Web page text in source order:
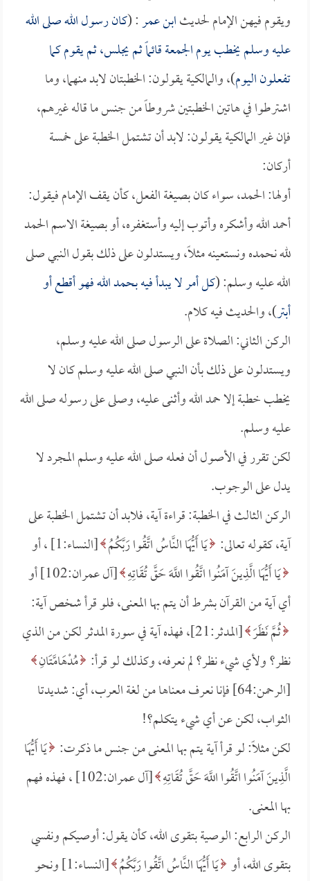
ويقوم فيهن الإمام لحديثابن عمر: (كان رسول الله صلى الله
عليه وسلم يخطب يوم الجمعة قائماً ثم يجلس، ثم يقوم كما
تفعلون اليوم)، والمالكية يقولون: الخطبتان لابد منهما، وما
اشترطوا في هاتين الخطبتين شروطاً من جنس ما قاله غيرهم،
فإن غير المالكية يقولون: لابد أن تشتمل الخطبة على خمسة
أركان:
أولها: الحمد، سواء كان بصيغة الفعل، كأن يقف الإمام فيقول:
أحمد الله وأشكره وأتوب إليه وأستغفره، أو بصيغة الاسم الحمد
لله نحمده ونستعينه مثلاً، ويستدلون على ذلك بقول النبي صلى
الله عليه وسلم: (كل أمر لا يبدأ فيه بحمد الله فهو أقطع أو
أبتر)، والحديث فيه كلام.
الركن الثاني: الصلاة على الرسول صلى الله عليه وسلم،
ويستدلون على ذلك بأن النبي صلى الله عليه وسلم كان لا
يخطب خطبة إلا حمد الله وأثنى عليه، وصلى على رسوله صلى الله
عليه وسلم.
لكن تقرر في الأصول أن فعله صلى الله عليه وسلم المجرد لا
يدل على الوجوب.
الركن الثالث في الخطبة: قراءة آية، فلابد أن تشتمل الخطبة على
آية، كقوله تعالى: يَا أَيُّهَا النَّاسُ اتَّقُوا رَبَّكُمُ [النساء:1] ، أو
يَا أَيُّهَا الَّذِينَ آمَنُوا اتَّقُوا اللَّهَ حَقَّ تُقَاتِهِ
[آل عمران:102] أو
أي آية من القرآن بشرط أن يتم بها المعنى، فلو قرأ شخص آية:
ثُمَّ نَظَرَ
[المدثر:21]، فهذه آية في سورة المدثر لكن من الذي
نظر؟ ولأي شيء نظر؟ لم نعرفه، وكذلك لو قرأ: مُدْهَامَّتَانِ
[الرحمن:64] فإنا نعرف معناها من لغة العرب، أي: شديدتا
الثواب، لكن عن أي شيء يتكلم؟!
لكن مثلاً: لو قرأ آية يتم بها المعنى من جنس ما ذكرت: يَا أَيُّهَا
الَّذِينَ آمَنُوا اتَّقُوا اللَّهَ حَقَّ تُقَاتِهِ
[آل عمران:102] ، فهذه فهم
بها المعنى.
الركن الرابع: الوصية بتقوى الله، كأن يقول: أوصيكم ونفسي
بتقوى الله، أو يَا أَيُّهَا النَّاسُ اتَّقُوا رَبَّكُمُ
[النساء:1] ونحو